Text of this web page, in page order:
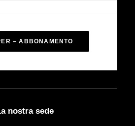
– ABBONAMENTO
nostra sede